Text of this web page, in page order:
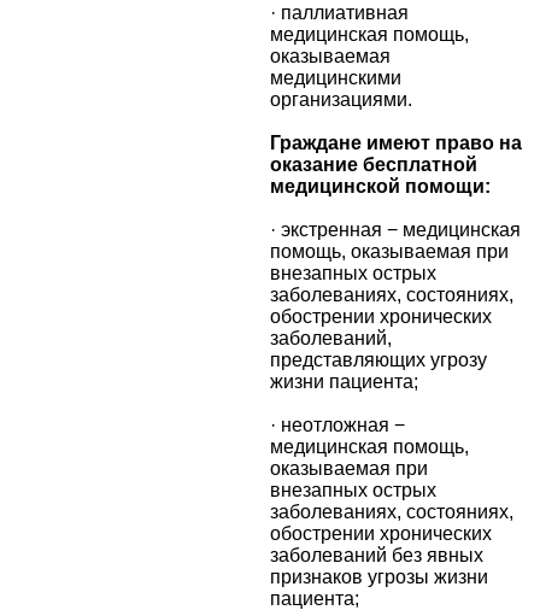
· паллиативная
медицинская помощь,
оказываемая
медицинскими
организациями.
Граждане имеют право на
оказание бесплатной
медицинской помощи:
· экстренная − медицинская
помощь, оказываемая при
внезапных острых
заболеваниях, состояниях,
обострении хронических
заболеваний,
представляющих угрозу
жизни пациента;
· неотложная −
медицинская помощь,
оказываемая при
внезапных острых
заболеваниях, состояниях,
обострении хронических
заболеваний без явных
признаков угрозы жизни
пациента;